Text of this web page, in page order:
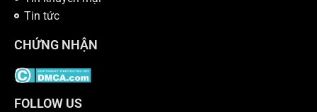
Tin tức
CHỨNG NHẬN
FOLLOW US